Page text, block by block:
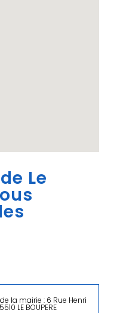
Le
la mairie : 6 Rue Henri
LE BOUPERE